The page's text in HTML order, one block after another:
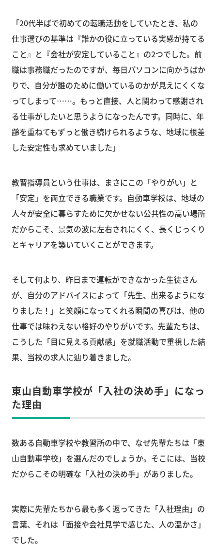
「20代半ばで初めての転職活動をしていたとき、私の
仕事選びの基準は『誰かの役に立っている実感が持てる
こと』と『会社が安定していること』の2つでした。前
職は事務職だったのですが、毎日パソコンに向かうばか
りで、自分が誰のために働いているのかが見えにくくな
ってしまって……。もっと直接、人と関わって感謝され
る仕事がしたいと思うようになったんです。同時に、年
齢を重ねてもずっと働き続けられるような、地域に根差
した安定性も求めていました」
教習指導員という仕事は、まさにこの「やりがい」と
「安定」を両立できる職業です。自動車学校は、地域の
人々が安全に暮らすために欠かせない公共性の高い場所
だからこそ、景気の波に左右されにくく、長くじっくり
とキャリアを築いていくことができます。
そして何より、昨日まで運転ができなかった生徒さん
が、自分のアドバイスによって「先生、出来るようにな
りました！」と笑顔になってくれる瞬間の喜びは、他の
仕事では味わえない格好のやりがいです。先輩たちは、
こうした「目に見える貢献感」を就職活動で重視した結
果、当校の求人に辿り着きました。
東山自動車学校が「入社の決め手」になっ
た理由
数ある自動車学校や教習所の中で、なぜ先輩たちは「東
山自動車学校」を選んだのでしょうか。そこには、当校
だからこその明確な「入社の決め手」がありました。
実際に先輩たちから最も多く返ってきた「入社理由」の
言葉、それは「面接や会社見学で感じた、人の温かさ」
でした。